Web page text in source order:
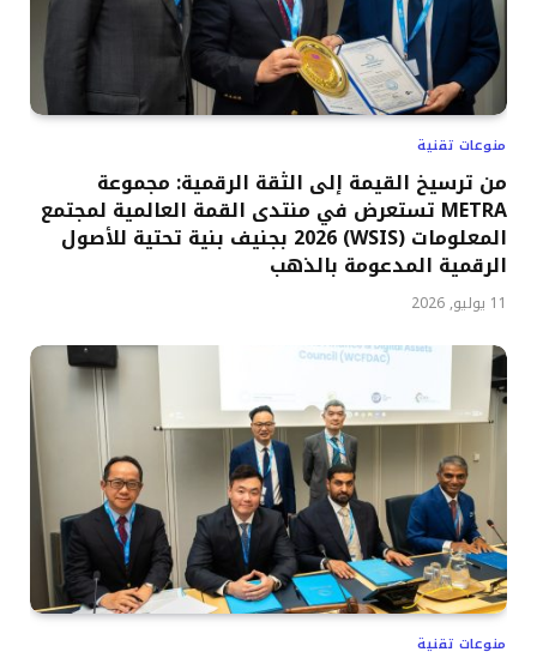
منوعات تقنية
من ترسيخ القيمة إلى الثقة الرقمية: مجموعة
METRA تستعرض في منتدى القمة العالمية لمجتمع
المعلومات (WSIS) 2026 بجنيف بنية تحتية للأصول
الرقمية المدعومة بالذهب
11 يوليو, 2026
منوعات تقنية